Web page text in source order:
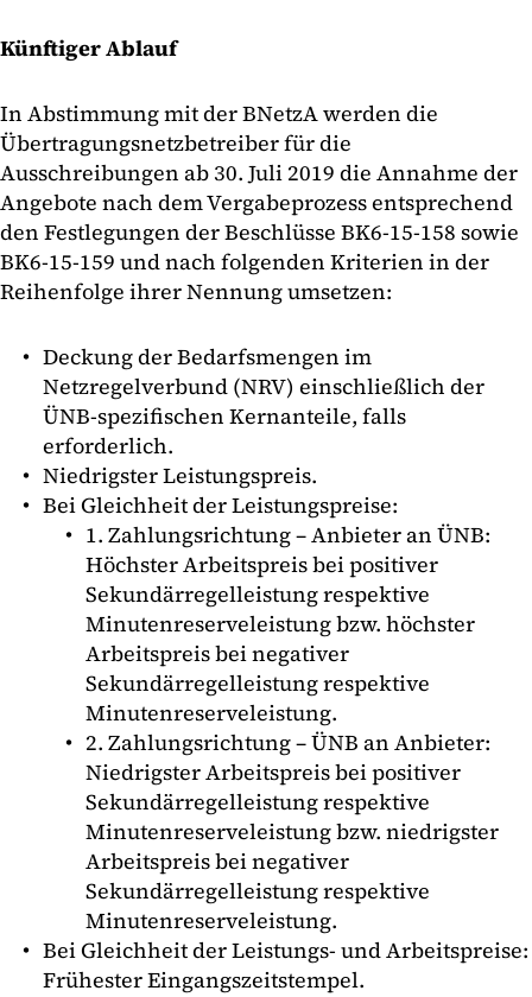
Künftiger Ablauf
In Abstimmung mit der BNetzA werden die
Übertragungsnetzbetreiber für die
Ausschreibungen ab 30. Juli 2019 die Annahme der
Angebote nach dem Vergabeprozess entsprechend
den Festlegungen der Beschlüsse BK6-15-158 sowie
BK6-15-159 und nach folgenden Kriterien in der
Reihenfolge ihrer Nennung umsetzen:
Deckung der Bedarfsmengen im
Netzregelverbund (NRV) einschließlich der
ÜNB-spezifischen Kernanteile, falls
erforderlich.
Niedrigster Leistungspreis.
Bei Gleichheit der Leistungspreise:
1. Zahlungsrichtung – Anbieter an ÜNB:
Höchster Arbeitspreis bei positiver
Sekundärregelleistung respektive
Minutenreserveleistung bzw. höchster
Arbeitspreis bei negativer
Sekundärregelleistung respektive
Minutenreserveleistung.
2. Zahlungsrichtung – ÜNB an Anbieter:
Niedrigster Arbeitspreis bei positiver
Sekundärregelleistung respektive
Minutenreserveleistung bzw. niedrigster
Arbeitspreis bei negativer
Sekundärregelleistung respektive
Minutenreserveleistung.
Bei Gleichheit der Leistungs- und Arbeitspreise:
Frühester Eingangszeitstempel.